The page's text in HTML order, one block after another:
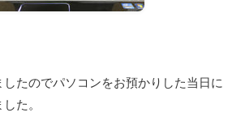
たのでパソコンをお預かりした当日に
た。